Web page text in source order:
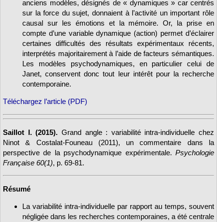
anciens modèles, désignés de « dynamiques » car centrés
sur la force du sujet, donnaient à l’activité un important rôle
causal sur les émotions et la mémoire. Or, la prise en
compte d’une variable dynamique (action) permet d’éclairer
certaines difficultés des résultats expérimentaux récents,
interprétés majoritairement à l’aide de facteurs sémantiques.
Les modèles psychodynamiques, en particulier celui de
Janet, conservent donc tout leur intérêt pour la recherche
contemporaine.
Téléchargez l’article (PDF)
Saillot I. (2015). Grand angle : variabilité intra-individuelle chez
Ninot & Costalat-Founeau (2011), un commentaire dans la
perspective de la psychodynamique expérimentale. Psychologie
Française 60(1), p. 69-81.
Résumé
La variabilité intra-individuelle par rapport au temps, souvent
négligée dans les recherches contemporaines, a été centrale